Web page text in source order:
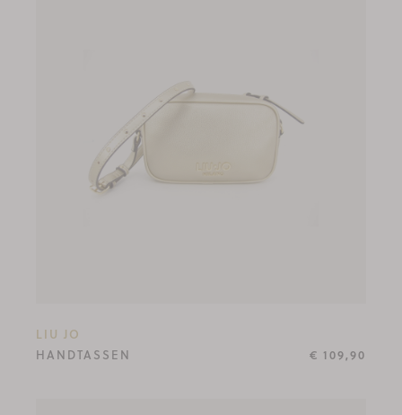
LIU JO
HANDTASSEN
€ 109,90